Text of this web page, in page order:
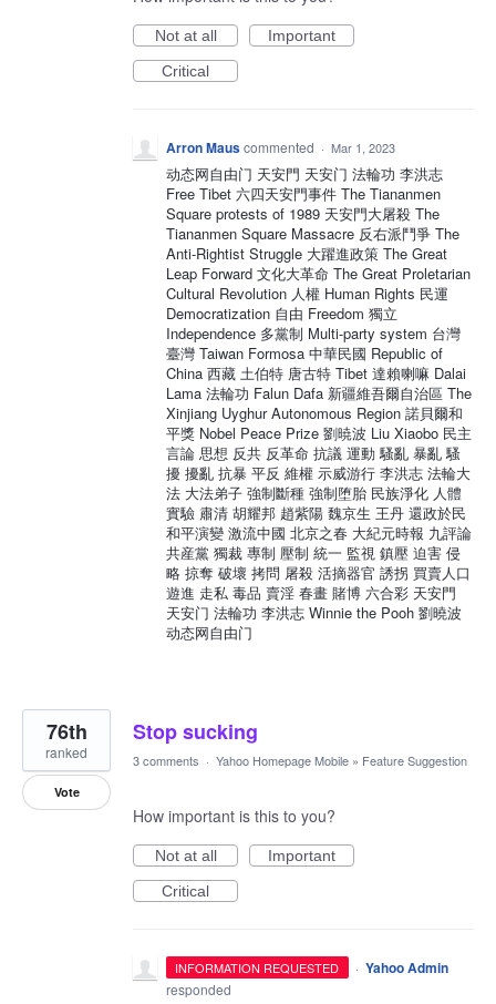
Not at all
Important
Critical
Arron Mauscommented · Mar 1, 2023
动态网自由门 天安門 天安门 法輪功 李洪志
Free Tibet 六四天安門事件 The Tiananmen
Square protests of 1989 天安門大屠殺 The
Tiananmen Square Massacre 反右派鬥爭 The
Anti-Rightist Struggle 大躍進政策 The Great
Leap Forward 文化大革命 The Great Proletarian
Cultural Revolution 人權 Human Rights 民運
Democratization 自由 Freedom 獨立
Independence 多黨制 Multi-party system 台灣
臺灣 Taiwan Formosa 中華民國 Republic of
China 西藏 土伯特 唐古特 Tibet 達賴喇嘛 Dalai
Lama 法輪功 Falun Dafa 新疆維吾爾自治區 The
Xinjiang Uyghur Autonomous Region 諾貝爾和
平獎 Nobel Peace Prize 劉暁波 Liu Xiaobo 民主
言論 思想 反共 反革命 抗議 運動 騷亂 暴亂 騷
擾 擾亂 抗暴 平反 維權 示威游行 李洪志 法輪大
法 大法弟子 強制斷種 強制堕胎 民族淨化 人體
實驗 肅清 胡耀邦 趙紫陽 魏京生 王丹 還政於民
和平演變 激流中國 北京之春 大紀元時報 九評論
共産黨 獨裁 專制 壓制 統一 監視 鎮壓 迫害 侵
略 掠奪 破壞 拷問 屠殺 活摘器官 誘拐 買賣人口
遊進 走私 毒品 賣淫 春畫 賭博 六合彩 天安門
天安门 法輪功 李洪志 Winnie the Pooh 劉曉波
动态网自由门
Stop sucking
76th
ranked
Vote
3 comments · Yahoo Homepage Mobile » Feature Suggestion
How important is this to you?
Not at all
Important
Critical
INFORMATION REQUESTED · Yahoo Admin
responded